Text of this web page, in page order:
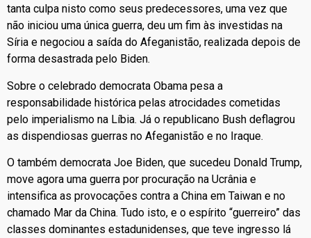
tanta culpa nisto como seus predecessores, uma vez que
não iniciou uma única guerra, deu um fim às investidas na
Síria e negociou a saída do Afeganistão, realizada depois de
forma desastrada pelo Biden.
Sobre o celebrado democrata Obama pesa a
responsabilidade histórica pelas atrocidades cometidas
pelo imperialismo na Líbia. Já o republicano Bush deflagrou
as dispendiosas guerras no Afeganistão e no Iraque.
O também democrata Joe Biden, que sucedeu Donald Trump,
move agora uma guerra por procuração na Ucrânia e
intensifica as provocações contra a China em Taiwan e no
chamado Mar da China. Tudo isto, e o espírito “guerreiro” das
classes dominantes estadunidenses, que teve ingresso lá